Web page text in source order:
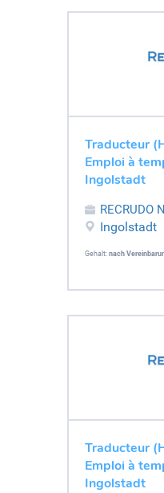
Traducteur
Emploi à
Ingolstadt
RECRUDO
Ingolstadt
Gehalt: nach
Traducteur
Emploi à
Ingolstadt